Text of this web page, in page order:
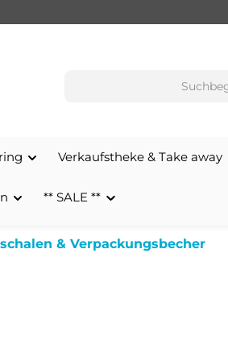
Verkaufstheke & Take away
** SALE **
& Verpackungsbecher